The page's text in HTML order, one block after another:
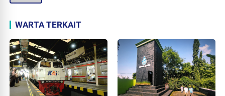
WARTA TERKAIT